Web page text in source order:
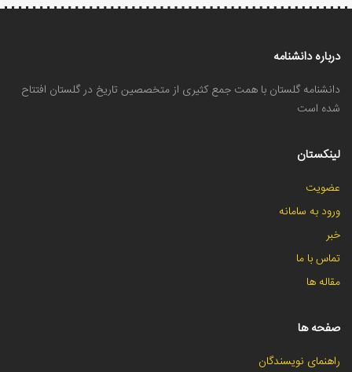
درباره دانشنامه
دانشنامه گلستان با همت جمع کثیری از متخصصین تاریخ در گلستان افتتاح
شده است
لینکستان
عضویت
ورود به سامانه
خبر
تماس با ما
مقاله ها
صفحه ها
راهنمای نویسندگان